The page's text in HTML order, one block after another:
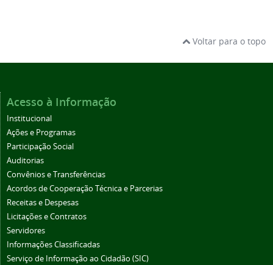
Voltar para o topo
Acesso à Informação
Institucional
Ações e Programas
Participação Social
Auditorias
Convênios e Transferências
Acordos de Cooperação Técnica e Parcerias
Receitas e Despesas
Licitações e Contratos
Servidores
Informações Classificadas
Serviço de Informação ao Cidadão (SIC)